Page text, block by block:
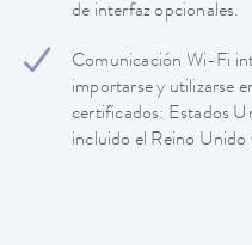
de interfaz opcionales.
Comunicación Wi-Fi
importarse y utilizarse
certificados: Estados
incluido el Reino Unido